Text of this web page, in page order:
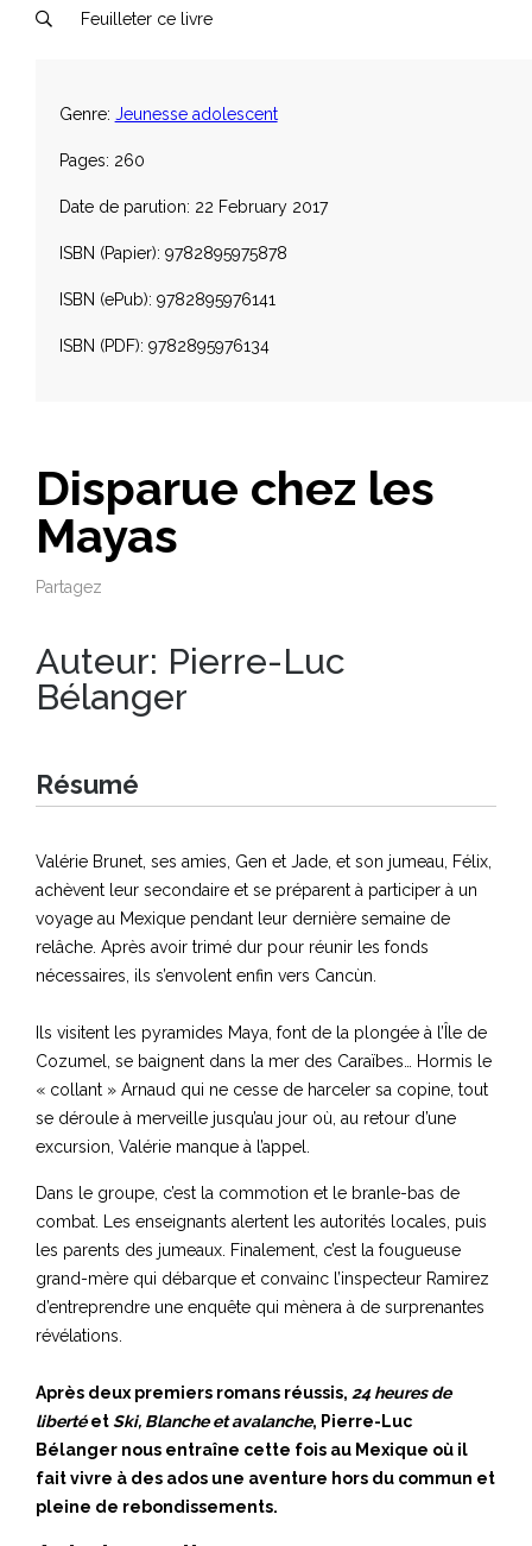
Feuilleter ce livre
Genre: Jeunesse adolescent
Pages: 260
Date de parution: 22 February 2017
ISBN (Papier): 9782895975878
ISBN (ePub): 9782895976141
ISBN (PDF): 9782895976134
Disparue chez les
Mayas
Partagez
Auteur: Pierre-Luc
Bélanger
Résumé
Valérie Brunet, ses amies, Gen et Jade, et son jumeau, Félix,
achèvent leur secondaire et se préparent à participer à un
voyage au Mexique pendant leur dernière semaine de
relâche. Après avoir trimé dur pour réunir les fonds
nécessaires, ils s’envolent enfin vers Cancùn.
Ils visitent les pyramides Maya, font de la plongée à l’Île de
Cozumel, se baignent dans la mer des Caraïbes… Hormis le
« collant » Arnaud qui ne cesse de harceler sa copine, tout
se déroule à merveille jusqu’au jour où, au retour d’une
excursion, Valérie manque à l’appel.
Dans le groupe, c’est la commotion et le branle-bas de
combat. Les enseignants alertent les autorités locales, puis
les parents des jumeaux. Finalement, c’est la fougueuse
grand-mère qui débarque et convainc l’inspecteur Ramirez
d’entreprendre une enquête qui mènera à de surprenantes
révélations.
Après deux premiers romans réussis, 24 heures de
libertéetSki, Blanche et avalanche, Pierre-Luc
Bélanger nous entraîne cette fois au Mexique où il
fait vivre à des ados une aventure hors du commun et
pleine de rebondissements.